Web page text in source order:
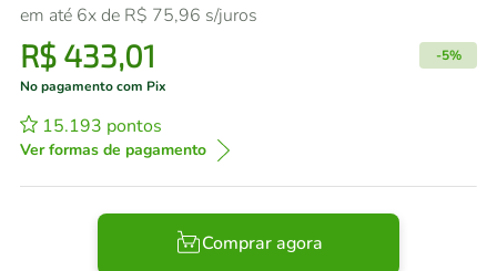
em até 6x de R$ 75,96 s/juros
R$ 433,01 -5%
No pagamento com Pix
15.193 pontos
Ver formas de pagamento
Comprar agora